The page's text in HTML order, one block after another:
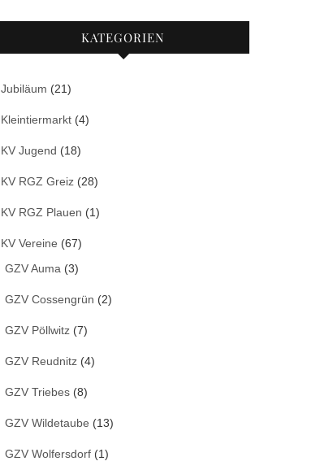
KATEGORIEN
Jubiläum (21)
Kleintiermarkt (4)
KV Jugend (18)
KV RGZ Greiz (28)
KV RGZ Plauen (1)
KV Vereine (67)
GZV Auma (3)
GZV Cossengrün (2)
GZV Pöllwitz (7)
GZV Reudnitz (4)
GZV Triebes (8)
GZV Wildetaube (13)
GZV Wolfersdorf (1)